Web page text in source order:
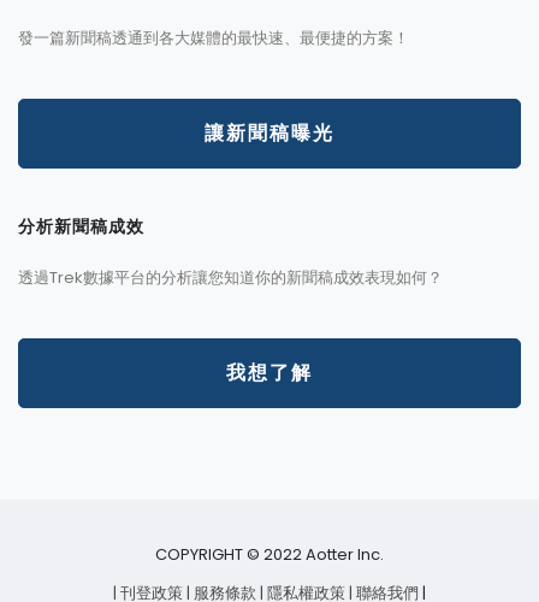
發一篇新聞稿透通到各大媒體的最快速、最便捷的方案！
讓新聞稿曝光
分析新聞稿成效
透過Trek數據平台的分析讓您知道你的新聞稿成效表現如何？
我想了解
COPYRIGHT © 2022 Aotter Inc.
| 刊登政策| 服務條款| 隱私權政策| 聯絡我們 |